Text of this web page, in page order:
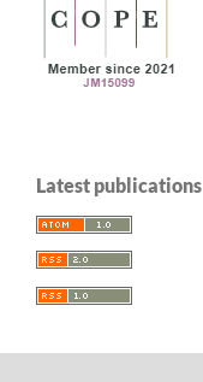
Latest publications